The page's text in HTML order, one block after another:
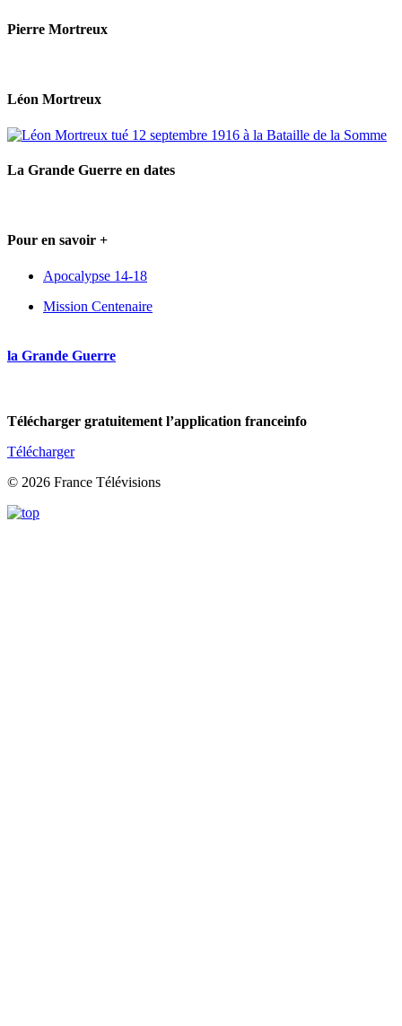
Pierre Mortreux
Léon Mortreux
La Grande Guerre en dates
Pour en savoir +
Apocalypse 14-18
Mission Centenaire
la Grande Guerre
Télécharger gratuitement l’application franceinfo
Télécharger
© 2026 France Télévisions